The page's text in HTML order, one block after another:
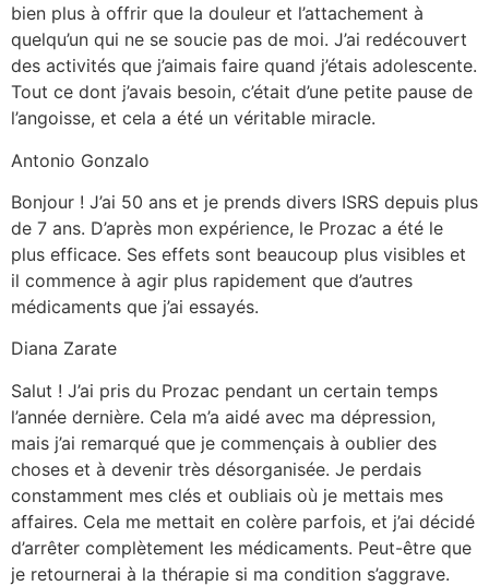
bien plus à offrir que la douleur et l’attachement à
quelqu’un qui ne se soucie pas de moi. J’ai redécouvert
des activités que j’aimais faire quand j’étais adolescente.
Tout ce dont j’avais besoin, c’était d’une petite pause de
l’angoisse, et cela a été un véritable miracle.
Antonio Gonzalo
Bonjour ! J’ai 50 ans et je prends divers ISRS depuis plus
de 7 ans. D’après mon expérience, le Prozac a été le
plus efficace. Ses effets sont beaucoup plus visibles et
il commence à agir plus rapidement que d’autres
médicaments que j’ai essayés.
Diana Zarate
Salut ! J’ai pris du Prozac pendant un certain temps
l’année dernière. Cela m’a aidé avec ma dépression,
mais j’ai remarqué que je commençais à oublier des
choses et à devenir très désorganisée. Je perdais
constamment mes clés et oubliais où je mettais mes
affaires. Cela me mettait en colère parfois, et j’ai décidé
d’arrêter complètement les médicaments. Peut-être que
je retournerai à la thérapie si ma condition s’aggrave.